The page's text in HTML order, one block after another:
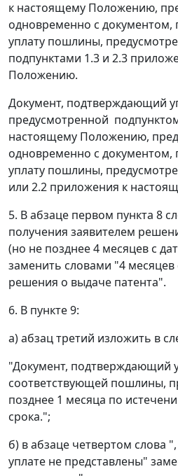
к настоящему Положению,
одновременно с
уплату пошлины,
подпунктами 1.3 и 2.3
Положению.
Документ, подтверждающий
предусмотренной
настоящему Положению,
одновременно с
уплату пошлины,
или 2.2 приложения к
5. В абзаце первом пункта 8
получения заявителем
(но не позднее 4 месяцев с
заменить словами "4
решения о выдаче патента".
6. В пункте 9:
а) абзац третий изложить в
"Документ, подтверждающий
соответствующей пошлины,
позднее 1 месяца по
срока.";
б) в абзаце четвертом слова
уплате не представлены"